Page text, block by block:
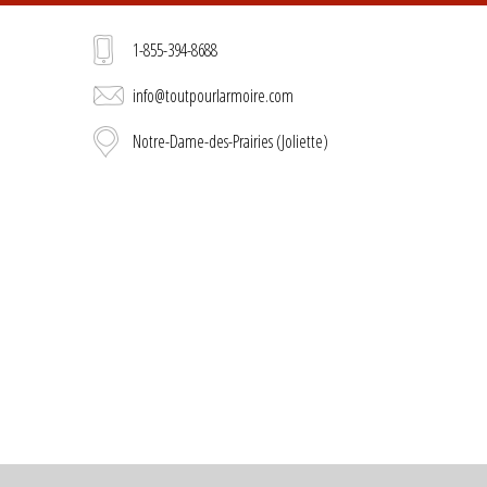
1-855-394-8688
info@toutpourlarmoire.com
Notre-Dame-des-Prairies (Joliette)